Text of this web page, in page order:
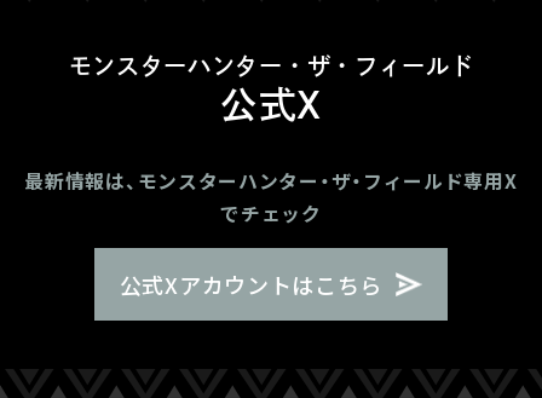
モンスターハンター・ザ・フィールド
公式X
最新情報は、モンスターハンター・ザ・フィールド専用X
でチェック
公式Xアカウントはこちら